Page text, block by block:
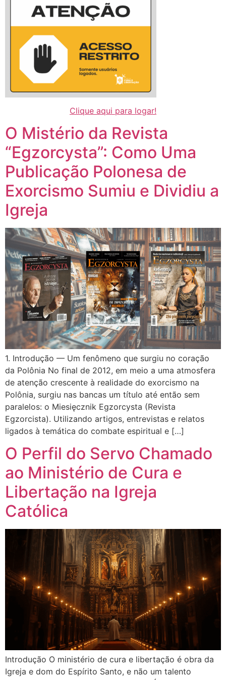
Clique aqui para logar!
O Mistério da Revista
“Egzorcysta”: Como Uma
Publicação Polonesa de
Exorcismo Sumiu e Dividiu a
Igreja
1. Introdução — Um fenômeno que surgiu no coração
da Polônia No final de 2012, em meio a uma atmosfera
de atenção crescente à realidade do exorcismo na
Polônia, surgiu nas bancas um título até então sem
paralelos: o Miesięcznik Egzorcysta (Revista
Egzorcista). Utilizando artigos, entrevistas e relatos
ligados à temática do combate espiritual e […]
O Perfil do Servo Chamado
ao Ministério de Cura e
Libertação na Igreja
Católica
Introdução O ministério de cura e libertação é obra da
Igreja e dom do Espírito Santo, e não um talento